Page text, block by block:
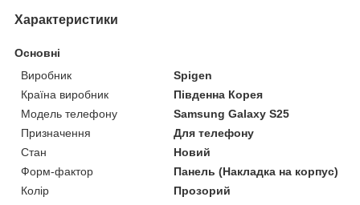
Характеристики
Основні
Виробник
Spigen
Країна виробник
Південна Корея
Модель телефону
Samsung Galaxy S25
Призначення
Для телефону
Стан
Новий
Форм-фактор
Панель (Накладка на корпус)
Колір
Прозорий